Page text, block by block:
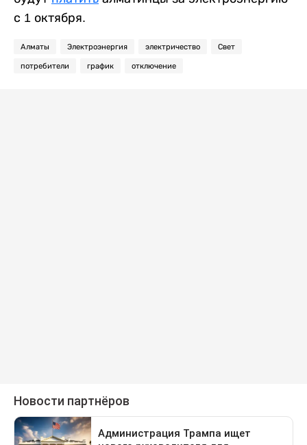
с 1 октября.
Алматы Электроэнергия электричество Свет
потребители график отключение